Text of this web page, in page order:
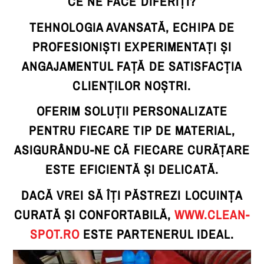
TEHNOLOGIA AVANSATĂ, ECHIPA DE
PROFESIONIȘTI EXPERIMENTAȚI ȘI
ANGAJAMENTUL FAȚĂ DE SATISFACȚIA
CLIENȚILOR NOȘTRI.
OFERIM SOLUȚII PERSONALIZATE
PENTRU FIECARE TIP DE MATERIAL,
ASIGURÂNDU-NE CĂ FIECARE CURĂȚARE
ESTE EFICIENTĂ ȘI DELICATĂ.
DACĂ VREI SĂ ÎȚI PĂSTREZI LOCUINȚA
CURATĂ ȘI CONFORTABILĂ, WWW.CLEAN-
SPOT.RO ESTE PARTENERUL IDEAL.